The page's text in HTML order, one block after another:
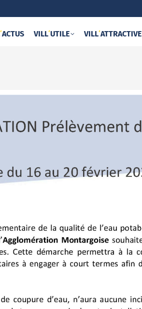
‘ACTUS VILL‘UTILE VILL‘ATTRACTIVE